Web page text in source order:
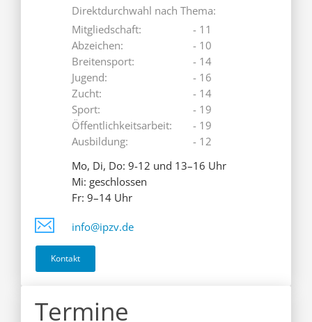
Direktdurchwahl nach Thema:
Mitgliedschaft:
Abzeichen:
Breitensport:
Jugend:
Zucht:
Sport:
Öffentlichkeitsarbeit:
Ausbildung:
- 11
- 10
- 14
- 16
- 14
- 19
- 19
- 12
Mo, Di, Do: 9-12 und 13–16 Uhr
Mi: geschlossen
Fr: 9–14 Uhr
info@ipzv.de
Kontakt
Termine